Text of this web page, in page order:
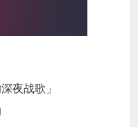
夜战歌」